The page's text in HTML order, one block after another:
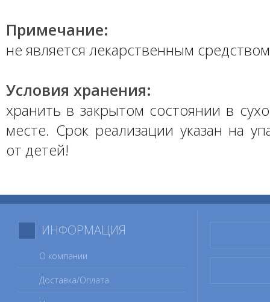
Примечание:
не является лекарственным
Условия хранения:
хранить в закрытом состоянии в
месте. Срок реализации указан на
от детей!
ИНФОРМАЦИЯ
О компании
Доставка/Оплата